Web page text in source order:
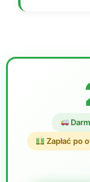
Zapłać po